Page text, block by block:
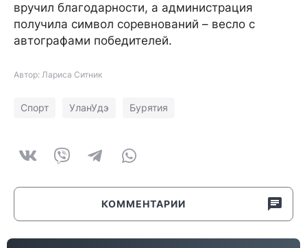
вручил благодарности, а администрация
получила символ соревнований – весло с
автографами победителей.
Автор: Лариса Ситник
Спорт УланУдэ Бурятия
КОММЕНТАРИИ